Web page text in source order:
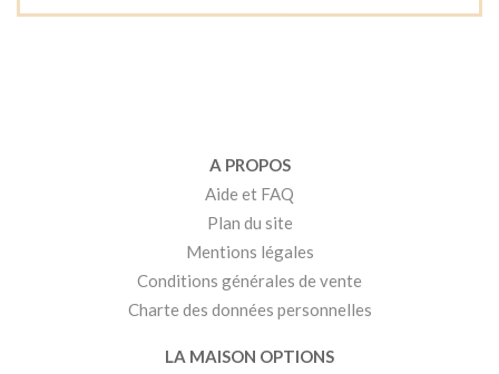
A PROPOS
Aide et FAQ
Plan du site
Mentions légales
Conditions générales de vente
Charte des données personnelles
LA MAISON OPTIONS